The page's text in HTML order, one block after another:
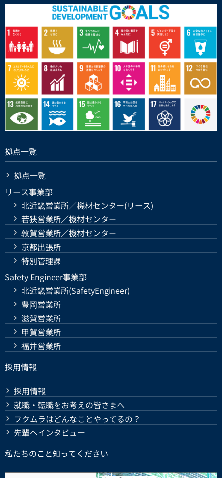
拠点一覧
拠点一覧
リース事業部
北近畿営業所／機材センター(リース)
若狭営業所／機材センター
敦賀営業所／機材センター
京都出張所
特別管理課
Safety Engineer事業部
北近畿営業所(SafetyEngineer)
豊岡営業所
滋賀営業所
甲賀営業所
福井営業所
採用情報
採用情報
就職・転職をお考えの皆さまへ
フクムラはどんなことやってるの？
先輩へインタビュー
私たちのこと知ってください